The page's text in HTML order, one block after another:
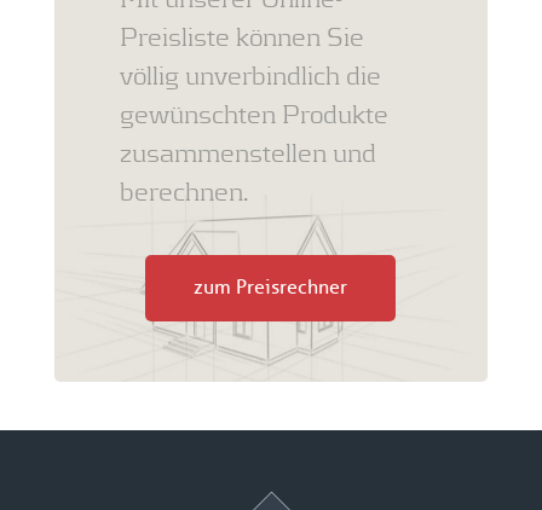
Preisliste können Sie
völlig unverbindlich die
gewünschten Produkte
zusammenstellen und
berechnen.
zum Preisrechner